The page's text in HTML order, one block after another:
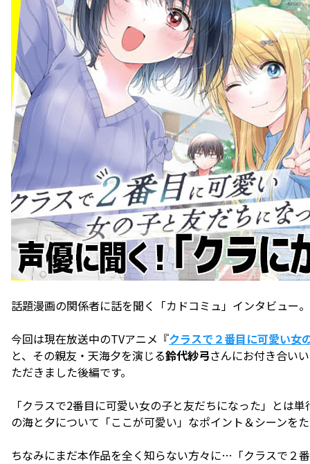
話題漫画の関係者に話を聞く「カドコミュ」インタビュー。
今回は現在放送中のTVアニメ『クラスで２番目に可愛い女
と、その親友・天海夕を演じる鈴代紗弓さんにお付き合い
ただきました後編です。
「クラスで2番目に可愛い女の子と友だちになった」とは
の海と夕について「ここが可愛い」なポイント＆シーンを
ちなみにまだ本作品を全く知らない方々に…「クラスで２